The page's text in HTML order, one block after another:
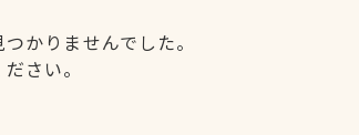
かりませんでした。
さい。